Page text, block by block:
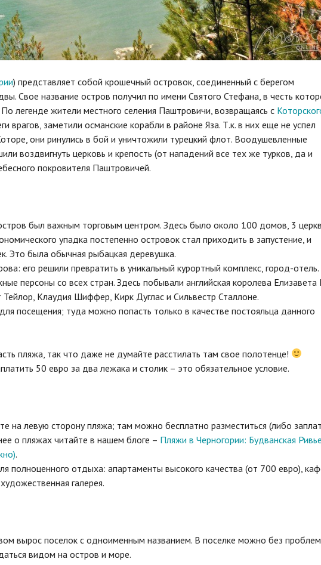
) представляет собой крошечный островок, соединенный с берегом
Свое название остров получил по имени Святого Стефана, в честь
легенде жители местного селения Паштровичи, возвращаясь с
врагов, заметили османские корабли в районе Яза. Т.к. в них еще не успел
они ринулись в бой и уничтожили турецкий флот. Воодушевленные
воздвигнуть церковь и крепость (от нападений все тех же турков, да и
покровителя Паштровичей.
был важным торговым центром. Здесь было около 100 домов, 3
упадка постепенно островок стал приходить в запустение, и
Это была обычная рыбацкая деревушка.
его решили превратить в уникальный курортный комплекс, город-отель.
персоны со всех стран. Здесь побывали английская королева Елизавета
Клаудия Шиффер, Кирк Дуглас и Сильвестр Сталлоне.
посещения; туда можно попасть только в качестве постояльца данного
пляжа, так что даже не думайте расстилать там свое полотенце!
50 евро за два лежака и столик – это обязательное условие.
на левую сторону пляжа; там можно бесплатно разместиться (либо
о пляжах читайте в нашем блоге – Пляжи в Черногории: Будванская
.
полноценного отдыха: апартаменты высокого качества (от 700 евро),
галерея.
вырос поселок с одноименным названием. В поселке можно без проблем
видом на остров и море.